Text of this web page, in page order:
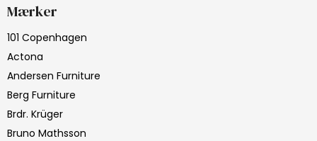
Mærker
101 Copenhagen
Actona
Andersen Furniture
Berg Furniture
Brdr. Krüger
Bruno Mathsson